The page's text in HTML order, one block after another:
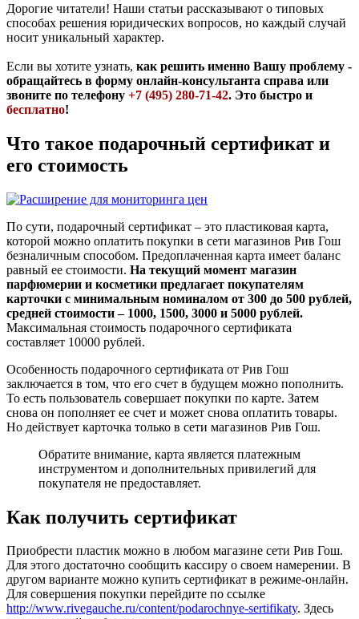
Дорогие читатели! Наши статьи рассказывают о типовых
способах решения юридических вопросов, но каждый случай
носит уникальный характер.
Если вы хотите узнать, как решить именно Вашу проблему -
обращайтесь в форму онлайн-консультанта справа или
звоните по телефону +7 (495) 280-71-42. Это быстро и
бесплатно!
Что такое подарочный сертификат и
его стоимость
По сути, подарочный сертификат – это пластиковая карта,
которой можно оплатить покупки в сети магазинов Рив Гош
безналичным способом. Предоплаченная карта имеет баланс
равный ее стоимости. На текущий момент магазин
парфюмерии и косметики предлагает покупателям
карточки с минимальным номиналом от 300 до 500 рублей,
средней стоимости – 1000, 1500, 3000 и 5000 рублей.
Максимальная стоимость подарочного сертификата
составляет 10000 рублей.
Особенность подарочного сертификата от Рив Гош
заключается в том, что его счет в будущем можно пополнить.
То есть пользователь совершает покупки по карте. Затем
снова он пополняет ее счет и может снова оплатить товары.
Но действует карточка только в сети магазинов Рив Гош.
Обратите внимание, карта является платежным
инструментом и дополнительных привилегий для
покупателя не предоставляет.
Как получить сертификат
Приобрести пластик можно в любом магазине сети Рив Гош.
Для этого достаточно сообщить кассиру о своем намерении. В
другом варианте можно купить сертификат в режиме-онлайн.
Для совершения покупки перейдите по ссылке
http://www.rivegauche.ru/content/podarochnye-sertifikaty. Здесь